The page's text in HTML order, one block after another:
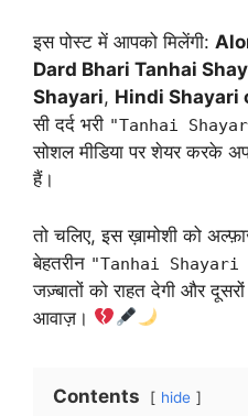
इस पोस्ट में आपको मिलेंगी:
Dard Bhari Tanhai
Shayari, Hindi Shayari
सी दर्द भरी "Tanhai
सोशल मीडिया पर शेयर करके
हैं।
तो चलिए, इस ख़ामोशी को
बेहतरीन "Tanhai
जज़्बातों को राहत देगी और
आवाज़।
Contents hide